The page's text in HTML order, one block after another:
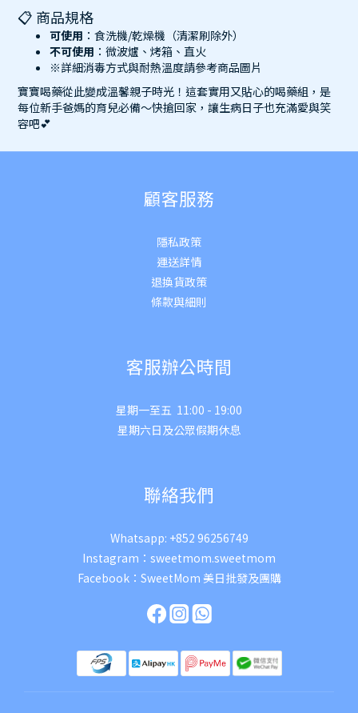
📋 商品規格
可使用 ：食洗機/乾燥機（清潔刷除外）
不可使用 ：微波爐、烤箱、直火
※詳細消毒方式與耐熱溫度請參考商品圖片
寶寶喝藥從此變成溫馨親子時光！這套實用又貼心的喝藥組，是
每位新手爸媽的育兒必備～快搶回家，讓生病日子也充滿愛與笑
容吧💕
顧客服務
隱私政策
運送詳情
退換貨政策
條款與細則
客服辦公時間
星期一至五 11:00 - 19:00
星期六日及公眾假期休息
聯絡我們
Whatsapp: +852 96256749
Instagram： sweetmom.sweetmom
Facebook： SweetMom 美日批發及團購